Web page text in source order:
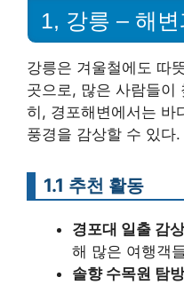
1, 강릉 – 해
강릉은 겨울철에도 따
곳으로, 많은 사람들이
히, 경포해변에서는 바
풍경을 감상할 수 있다.
1.1 추천 활동
경포대 일출 감상
해 많은 여행객
솔향 수목원 탐방